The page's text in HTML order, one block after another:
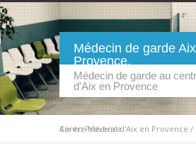
Médecin de garde
Provence.
Médecin de garde au
d'Aix en Provence
Centre Médical d'Aix en Provence /
Médecin de garde Aix en Provence